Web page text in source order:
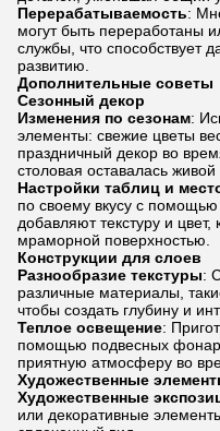
Перерабатываемость:
могут быть переработаны
службы, что способствует
развитию.
Дополнительные советы
Сезонный декор
Изменения по сезонам:
элементы: свежие цветы
праздничный декор во
столовая оставалась живой
Настройки таблиц и
по своему вкусу с
добавляют текстуру и цвет,
мраморной поверхностью.
Конструкции для слоев
Разнообразие текстуры:
различные материалы,
чтобы создать глубину и
Теплое освещение:
помощью подвесных
приятную атмосферу во
Художественные
Художественные
или декоративные